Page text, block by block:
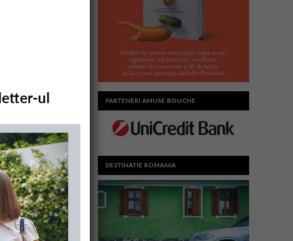
PARTENERI AMUSE BOUCHE
DESTINATIE ROMANIA